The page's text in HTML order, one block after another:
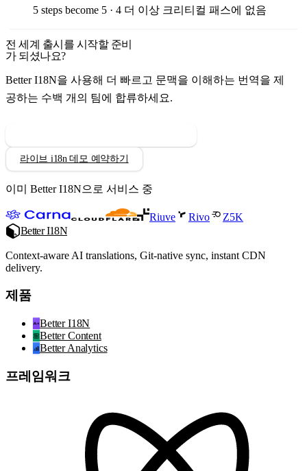
5 steps become 5 · 4 더 이상 크리티컬 패스에 없음
전 세계 출시를 시작할 준비
가 되셨나요?
Better I18N을 사용해 더 빠르고 문맥을 이해하는 번역을 제
공하는 수백 개의 팀에 합류하세요.
라이브 i18n 데모 예약하기
이미 Better I18N으로 서비스 중
Riuve Rivo
Z5K
Better I18N
Context-aware AI translations, Git-native sync, instant CDN
delivery.
제품
Better I18N
Better Content
Better Analytics
프레임워크